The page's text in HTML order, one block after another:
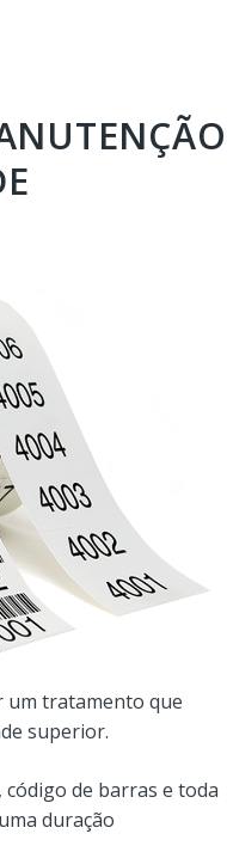
um tratamento que
superior.
de barras e toda
duração